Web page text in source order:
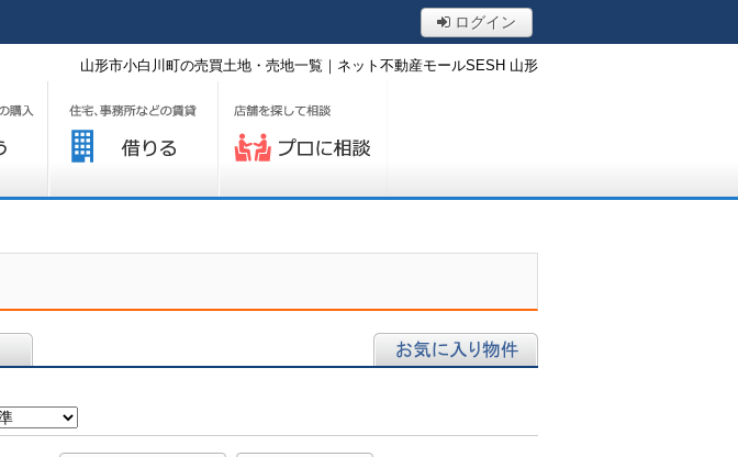
ログイン
山形市小白川町の売買土地・売地一覧｜ネット不動産モールSESH 山形